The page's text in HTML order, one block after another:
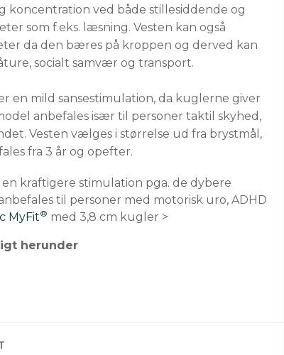
koncentration ved både stillesiddende og
som f.eks. læsning. Vesten kan også
da den bæres på kroppen og derved kan
socialt samvær og transport.
en mild sansestimulation, da kuglerne giver
anbefales især til personer taktil skyhed,
Vesten vælges i størrelse ud fra brystmål,
fra 3 år og opefter.
kraftigere stimulation pga. de dybere
til personer med motorisk uro, ADHD
MyFit® med 3,8 cm kugler >
herunder